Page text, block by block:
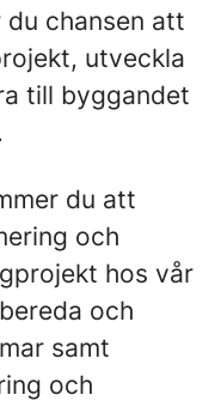
chansen att
utveckla
till byggandet
du att
och
hos vår
och
samt
och